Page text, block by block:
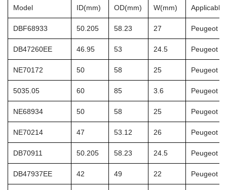
Model ID(mm) OD(mm) W(mm)
DBF68933 50.205 58.23 27 Peugeot
DB47260EE 46.95 53 24.5 Peugeot
NE70172 50 58 25 Peugeot
5035.05 60 85 3.6 Peugeot
NE68934 50 58 25 Peugeot
NE70214 47 53.12 26 Peugeot
DB70911 50.205 58.23 24.5 Peugeot
DB47937EE 42 49 22 Peugeot